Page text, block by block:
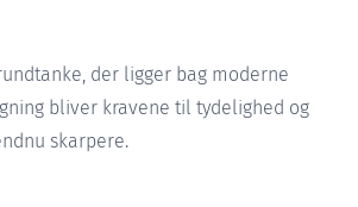
der ligger bag moderne
bliver kravene til tydelighed og
skarpere.